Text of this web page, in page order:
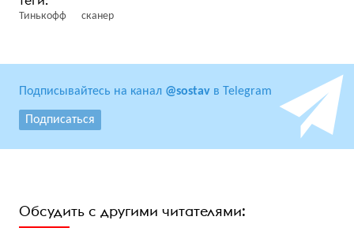
Тинькофф сканер
Подписывайтесь на канал @sostav в Telegram
Подписаться
Обсудить с другими читателями: